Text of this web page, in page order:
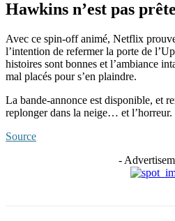
Hawkins n’est pas
Avec ce spin-off animé, Netflix
l’intention de refermer la porte de
histoires sont bonnes et l’ambiance
mal placés pour s’en plaindre.
La bande-annonce est disponible, et
replonger dans la neige… et l’horreur.
Source
-